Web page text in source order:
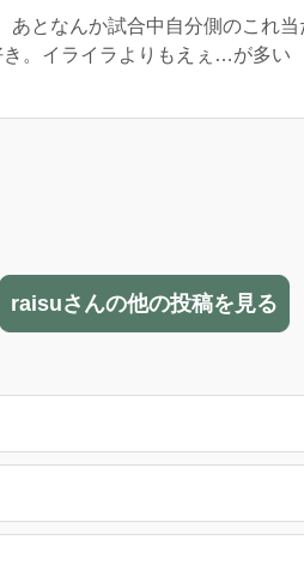
となんか試合中自分側のこれ
。イライラよりもえぇ…が多い
raisuさんの他の投稿を見る